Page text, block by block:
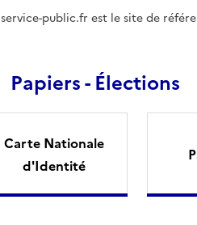
service-public.fr est le site de
Papiers - Élections
Carte Nationale
d'Identité